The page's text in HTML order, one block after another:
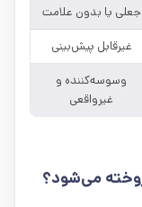
جعلی یا بدون علامت
غیرقابل پیش‌بینی
وسوسه‌کننده و
غیرواقعی
می‌شود؟